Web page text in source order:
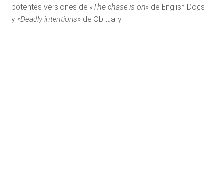
potentes versiones de «The chase is on»de English Dogs
y «Deadly intentions»de Obituary.